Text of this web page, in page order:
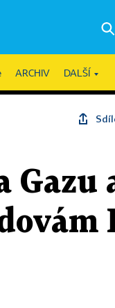
ARCHIV DALŠÍ
Gazu